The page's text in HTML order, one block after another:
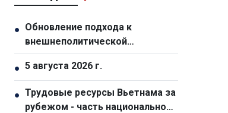
● Обновление подхода к
внешнеполитической
деятельности
● 5 августа 2026 г.
● Трудовые ресурсы Вьетнама за
рубежом - часть национальной